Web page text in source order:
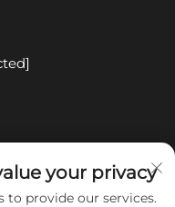
[email protected]
بينغهو، مقاطعة لونغغانغ،
your privacy
to provide our services.